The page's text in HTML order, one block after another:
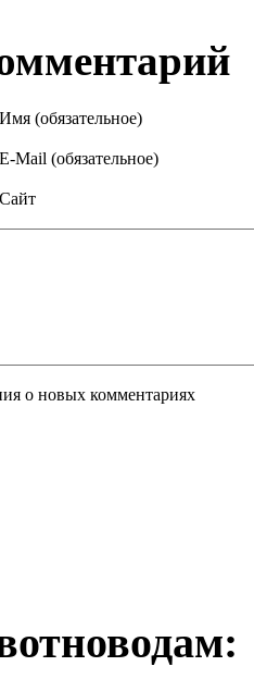
Имя (обязательное)
E-Mail (обязательное)
Сайт
о новых комментариях